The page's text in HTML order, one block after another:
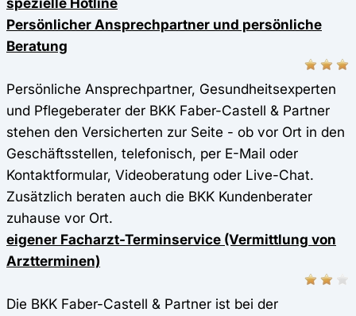
Persönlicher Ansprechpartner und persönliche
Beratung
Persönliche Ansprechpartner, Gesundheitsexperten
und Pflegeberater der BKK Faber-Castell & Partner
stehen den Versicherten zur Seite - ob vor Ort in den
Geschäftsstellen, telefonisch, per E-Mail oder
Kontaktformular, Videoberatung oder Live-Chat.
Zusätzlich beraten auch die BKK Kundenberater
zuhause vor Ort.
eigener Facharzt-Terminservice (Vermittlung von
Arztterminen)
Die BKK Faber-Castell & Partner ist bei der